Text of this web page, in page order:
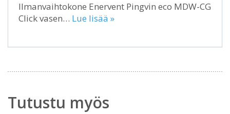
Ilmanvaihtokone Enervent Pingvin eco MDW-CG
Click vasen… Lue lisää »
Tutustu myös